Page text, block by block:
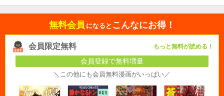
無料会員 になると こんなにお得！
会員限定無料 もっと無料が読める！
会員登録で無料増量
＼この他にも会員無料漫画がいっぱい／